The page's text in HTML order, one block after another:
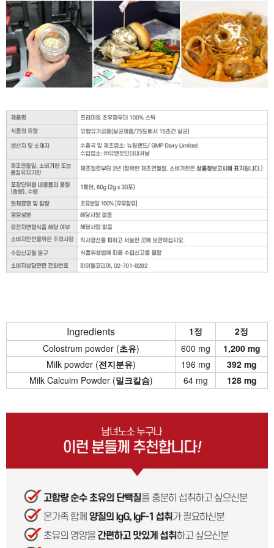
Ingredients 1정
2정
Colostrum powder (초유) 600 mg
1,200 mg
Milk powder (전지분유) 196 mg
392 mg
Milk Calcuim Powder (밀크칼슘) 64 mg 128 mg